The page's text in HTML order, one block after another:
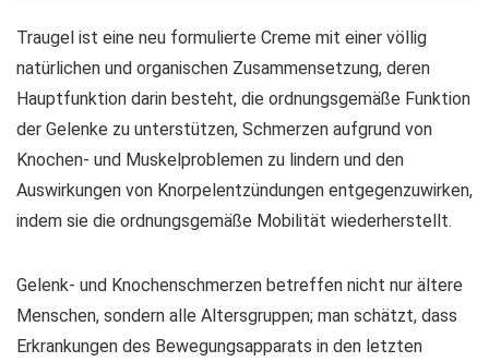
Traugel ist eine neu formulierte Creme mit einer völlig
natürlichen und organischen Zusammensetzung, deren
Hauptfunktion darin besteht, die ordnungsgemäße Funktion
der Gelenke zu unterstützen, Schmerzen aufgrund von
Knochen- und Muskelproblemen zu lindern und den
Auswirkungen von Knorpelentzündungen entgegenzuwirken,
indem sie die ordnungsgemäße Mobilität wiederherstellt.
Gelenk- und Knochenschmerzen betreffen nicht nur ältere
Menschen, sondern alle Altersgruppen; man schätzt, dass
Erkrankungen des Bewegungsapparats in den letzten